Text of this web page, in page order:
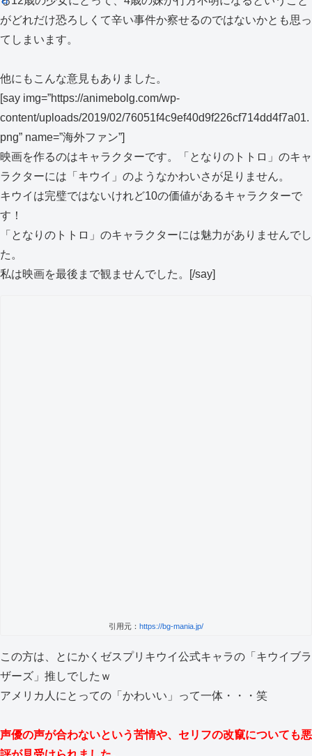
がどれだけ恐ろしくて辛い事件か察せるのではないかとも思っ
てしまいます。
他にもこんな意見もありました。
[say img=”https://animebolg.com/wp-
content/uploads/2019/02/76051f4c9ef40d9f226cf714dd4f7a01.
png” name=”海外ファン”]
映画を作るのはキャラクターです。「となりのトトロ」のキャ
ラクターには「キウイ」のようなかわいさが足りません。
キウイは完璧ではないけれど10の価値があるキャラクターで
す！
「となりのトトロ」のキャラクターには魅力がありませんでし
た。
私は映画を最後まで観ませんでした。[/say]
引用元： https://bg-mania.jp/
この方は、とにかくゼスプリキウイ公式キャラの「キウイブラ
ザーズ」推しでしたｗ
アメリカ人にとっての「かわいい」って一体・・・笑
声優の声が合わないという苦情や、セリフの改竄についても悪